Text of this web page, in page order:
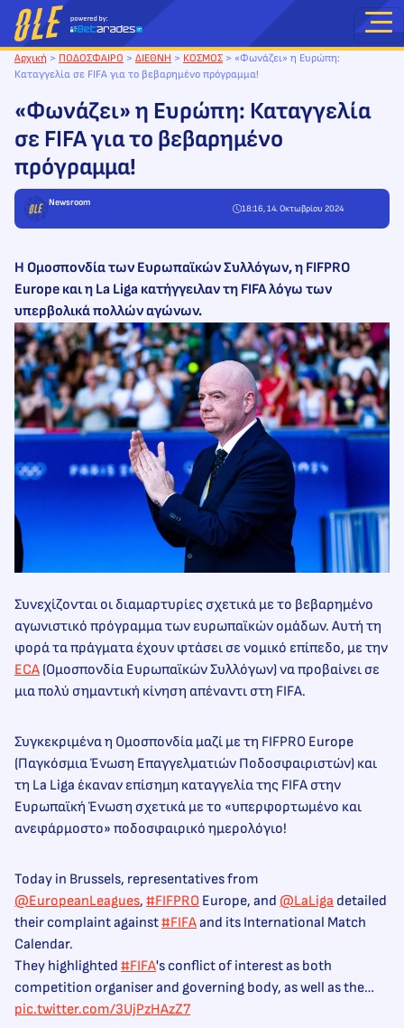
Μετάβαση
στο
περιεχόμενο
Αρχική > ΠΟΔΟΣΦΑΙΡΟ > ΔΙΕΘΝΗ > ΚΟΣΜΟΣ > «Φωνάζει» η Ευρώπη:
Καταγγελία σε FIFA για το βεβαρημένο πρόγραμμα!
«Φωνάζει» η Ευρώπη: Καταγγελία
σε FIFA για το βεβαρημένο
πρόγραμμα!
Newsroom
18:16, 14. Οκτωβρίου 2024
Η Ομοσπονδία των Ευρωπαϊκών Συλλόγων, η FIFPRO
Europe και η La Liga κατήγγειλαν τη FIFA λόγω των
υπερβολικά πολλών αγώνων.
Συνεχίζονται οι διαμαρτυρίες σχετικά με το βεβαρημένο
αγωνιστικό πρόγραμμα των ευρωπαϊκών ομάδων. Αυτή τη
φορά τα πράγματα έχουν φτάσει σε νομικό επίπεδο, με την
ECA (Ομοσπονδία Ευρωπαϊκών Συλλόγων) να προβαίνει σε
μια πολύ σημαντική κίνηση απέναντι στη FIFA.
Συγκεκριμένα η Ομοσπονδία μαζί με τη FIFPRO Europe
(Παγκόσμια Ένωση Επαγγελματιών Ποδοσφαιριστών) και
τη La Liga έκαναν επίσημη καταγγελία της FIFA στην
Ευρωπαϊκή Ένωση σχετικά με το «υπερφορτωμένο και
ανεφάρμοστο» ποδοσφαιρικό ημερολόγιο!
Today in Brussels, representatives from
@EuropeanLeagues, #FIFPRO Europe, and @LaLiga detailed
their complaint against#FIFAand its International Match
Calendar.
They highlighted #FIFA's conflict of interest as both
competition organiser and governing body, as well as the…
pic.twitter.com/3UjPzHAzZ7